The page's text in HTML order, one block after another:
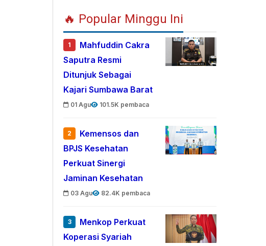
🔥 Popular Minggu Ini
1
Mahfuddin Cakra
Saputra Resmi
Ditunjuk Sebagai
Kajari Sumbawa Barat
01 Agu 101.5K pembaca
2
Kemensos dan
BPJS Kesehatan
Perkuat Sinergi
Jaminan Kesehatan
03 Agu 82.4K pembaca
3
Menkop Perkuat
Koperasi Syariah